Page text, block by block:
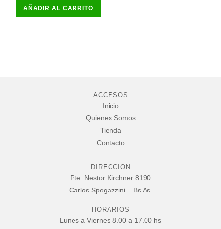
original
era:
$92.154,00.
actual
$82.940,00.
AÑADIR AL CARRITO
ACCESOS
Inicio
Quienes Somos
Tienda
Contacto
DIRECCION
Pte. Nestor Kirchner 8190
Carlos Spegazzini – Bs As.
HORARIOS
Lunes a Viernes 8.00 a 17.00 hs